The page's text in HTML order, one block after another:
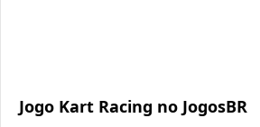
Jogo Kart Racing no JogosBR